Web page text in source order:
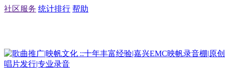
社区服务 统计排行 帮助